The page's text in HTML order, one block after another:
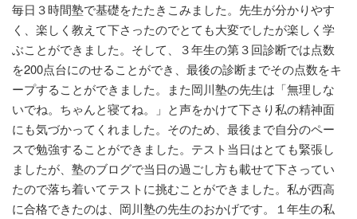
毎日３時間塾で基礎をたたきこみました。先生が分かりやす
く、楽しく教えて下さったのでとても大変でしたが楽しく学
ぶことができました。そして、３年生の第３回診断では点数
を200点台にのせることができ、最後の診断までその点数をキ
ープすることができました。また岡川塾の先生は「無理しな
いでね。ちゃんと寝てね。」と声をかけて下さり私の精神面
にも気づかってくれました。そのため、最後まで自分のペー
スで勉強することができました。テスト当日はとても緊張し
ましたが、塾のブログで当日の過ごし方も載せて下さってい
たので落ち着いてテストに挑むことができました。私が西高
に合格できたのは、岡川塾の先生のおかげです。１年生の私